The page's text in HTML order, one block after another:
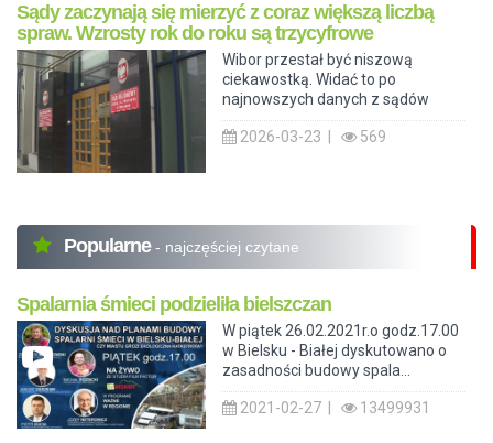
Sądy zaczynają się mierzyć z coraz większą liczbą
spraw. Wzrosty rok do roku są trzycyfrowe
Wibor przestał być niszową
ciekawostką. Widać to po
najnowszych danych z sądów
2026-03-23 | 569
Popularne - najczęściej czytane
Spalarnia śmieci podzieliła bielszczan
W piątek 26.02.2021r.o godz.17.00
w Bielsku - Białej dyskutowano o
zasadności budowy spala...
2021-02-27 | 13499931